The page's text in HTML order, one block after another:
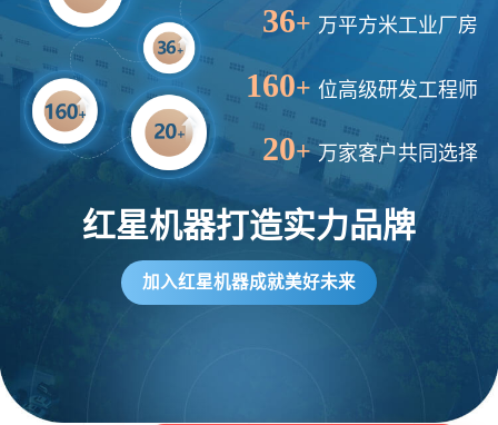
36+ 万平方米工业厂房
160+ 位高级研发工程师
20+ 万家客户共同选择
红星机器打造实力品牌
加入红星机器成就美好未来